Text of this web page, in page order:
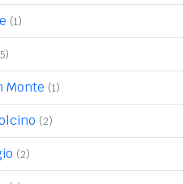
(1)
Monte (1)
(2)
(2)